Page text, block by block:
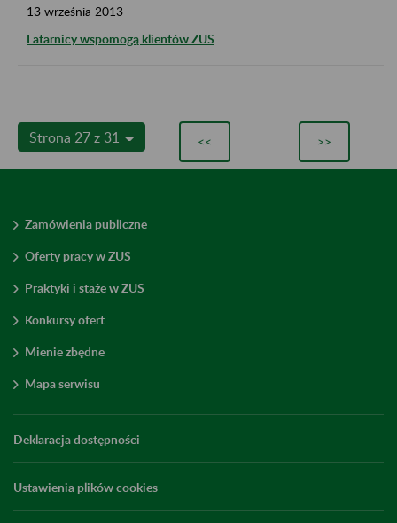
13 września 2013
Latarnicy wspomogą klientów ZUS
Strona 27 z 31 << >>
Zamówienia publiczne
Oferty pracy w ZUS
Praktyki i staże w ZUS
Konkursy ofert
Mienie zbędne
Mapa serwisu
Deklaracja dostępności
Ustawienia plików cookies